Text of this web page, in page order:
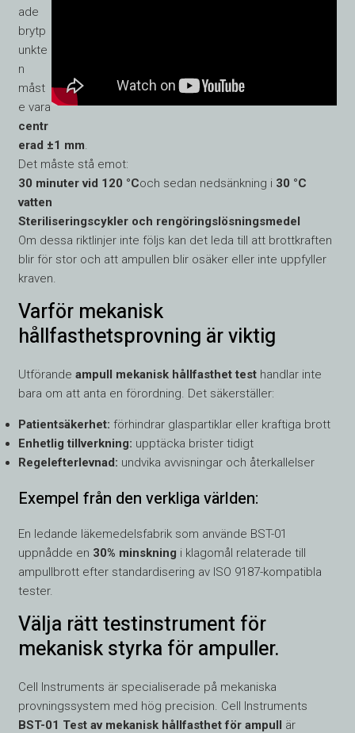
ade
brytp
unkte
n
måst
e vara
centr
erad ±1 mm
Det måste stå emot:
30 minuter vid 120 °Coch sedan nedsänkning i 30 °C
vatten
Steriliseringscykler och rengöringslösningsmedel
Om dessa riktlinjer inte följs kan det leda till att brottkraften
blir för stor och att ampullen blir osäker eller inte uppfyller
kraven.
Varför mekanisk
hållfasthetsprovning är viktig
Utförandeampull mekanisk hållfasthet test handlar inte
bara om att anta en förordning. Det säkerställer:
Patientsäkerhet: förhindrar glaspartiklar eller kraftiga brott
Enhetlig tillverkning: upptäcka brister tidigt
Regelefterlevnad: undvika avvisningar och återkallelser
Exempel från den verkliga världen:
En ledande läkemedelsfabrik som använde BST-01
uppnådde en 30% minskning i klagomål relaterade till
ampullbrott efter standardisering av ISO 9187-kompatibla
tester.
Välja rätt testinstrument för
mekanisk styrka för ampuller.
Cell Instruments är specialiserade på mekaniska
provningssystem med hög precision. Cell Instruments
BST-01 Test av mekanisk hållfasthet för ampull är